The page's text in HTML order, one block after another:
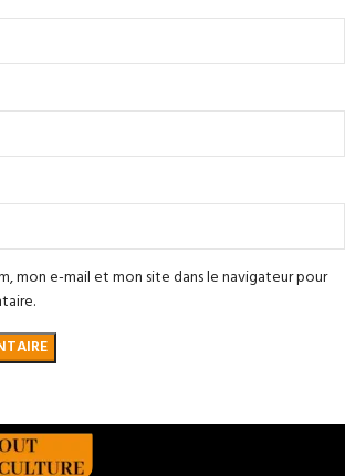
mon e-mail et mon site dans le navigateur pour